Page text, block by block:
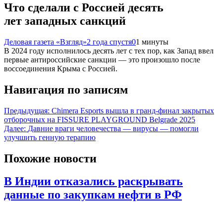
Что сделали с Россией десять
лет западных санкций
Деловая газета «Взгляд»2 года спустя01 минуты
В 2024 году исполнилось десять лет с тех пор, как Запад ввел
первые антироссийские санкции — это произошло после
воссоединения Крыма с Россией.
Навигация по записям
Предыдущая: Chimera Esports вышла в гранд-финал закрытых
отборочных на FISSURE PLAYGROUND Belgrade 2025
Далее: Давние враги человечества — вирусы — помогли
улучшить генную терапию
Похожие новости
В Индии отказались раскрывать
данные по закупкам нефти в РФ